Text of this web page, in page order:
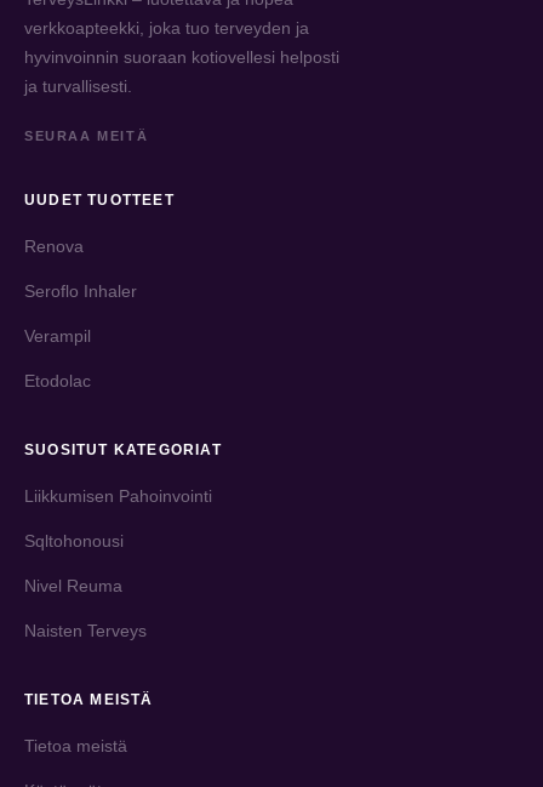
verkkoapteekki, joka tuo terveyden ja
hyvinvoinnin suoraan kotiovellesi helposti
ja turvallisesti.
SEURAA MEITÄ
UUDET TUOTTEET
Renova
Seroflo Inhaler
Verampil
Etodolac
SUOSITUT KATEGORIAT
Liikkumisen Pahoinvointi
Sqltohonousi
Nivel Reuma
Naisten Terveys
TIETOA MEISTÄ
Tietoa meistä